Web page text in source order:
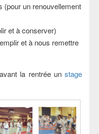
(pour un renouvellement
et à conserver)
et à nous remettre
la rentrée unstage